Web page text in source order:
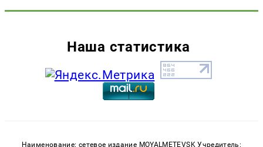
Наша статистика
Наименование: сетевое издание MOYALMETEVSK Учредитель: